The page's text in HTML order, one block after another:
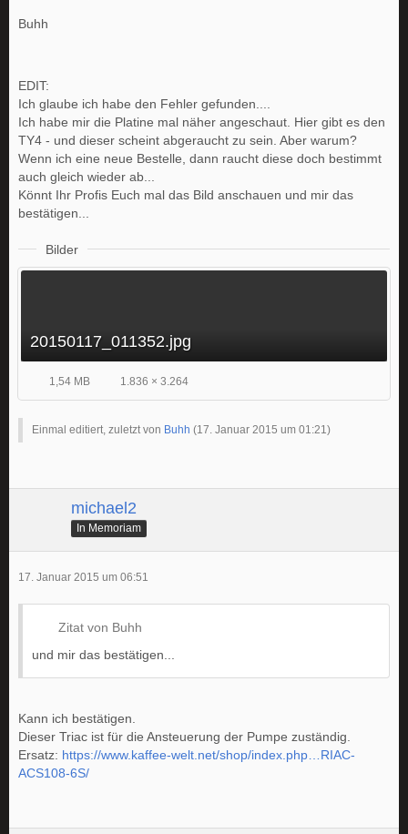
Buhh
EDIT:
Ich glaube ich habe den Fehler gefunden....
Ich habe mir die Platine mal näher angeschaut. Hier gibt es den
TY4 - und dieser scheint abgeraucht zu sein. Aber warum?
Wenn ich eine neue Bestelle, dann raucht diese doch bestimmt
auch gleich wieder ab...
Könnt Ihr Profis Euch mal das Bild anschauen und mir das
bestätigen...
Bilder
20150117_011352.jpg
1,54 MB 1.836 × 3.264
Einmal editiert, zuletzt von Buhh (17. Januar 2015 um 01:21 )
michael2
In Memoriam
17. Januar 2015 um 06:51
Zitat von Buhh
und mir das bestätigen...
Kann ich bestätigen.
Dieser Triac ist für die Ansteuerung der Pumpe zuständig.
Ersatz: https://www.kaffee-welt.net/shop/index.php…RIAC-
ACS108-6S/